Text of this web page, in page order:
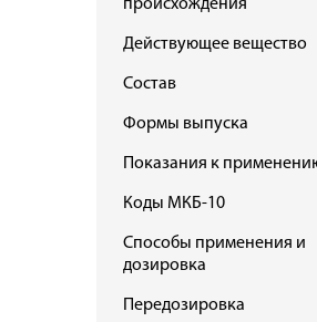
происхождения
Действующее вещество
Состав
Формы выпуска
Показания к
Коды МКБ-10
Способы применения и
дозировка
Передозировка